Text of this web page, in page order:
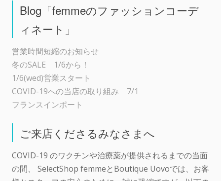
Blog「femmeのファッションコーデ
ィネート」
営業時間短縮のお知らせ
冬のSALE 1/6から！
1/6(wed)営業スタート
COVID-19への当店の取り組み 7/1
フランスインポート
ご来店くださるみなさまへ
COVID-19 のワクチンや治療薬が提供されるまでの当面
の間、 SelectShop femmeとBoutique Uovoでは、お客